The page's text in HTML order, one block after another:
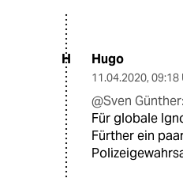
H Hugo
11.04.2020, 09:18
@Sven Günther:
Für globale
Fürther ein